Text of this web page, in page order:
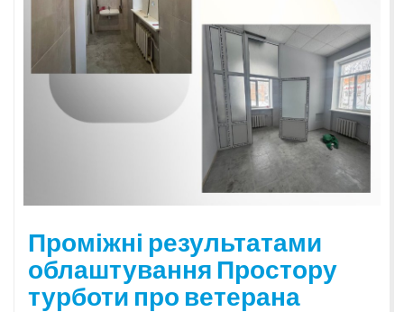
Проміжні результатами
облаштування Простору
турботи про ветерана